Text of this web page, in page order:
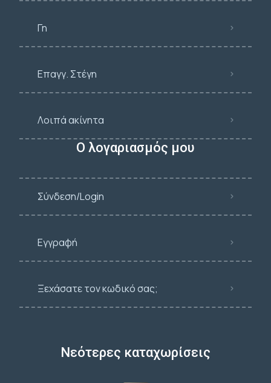
Γη
Επαγγ. Στέγη
Λοιπά ακίνητα
Ο λογαριασμός μου
Σύνδεση/Login
Εγγραφή
Ξεχάσατε τον κωδικό σας;
Νεότερες καταχωρίσεις